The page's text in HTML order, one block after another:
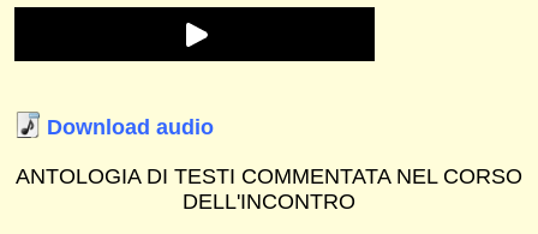
Download audio
ANTOLOGIA DI TESTI COMMENTATA NEL CORSO
DELL'INCONTRO